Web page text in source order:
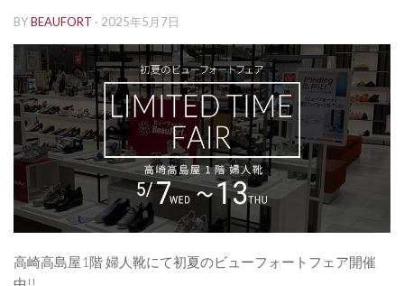
BYBEAUFORT · 2025年5月7日
高崎高島屋1階 婦人靴にて初夏のビューフォートフェア開催